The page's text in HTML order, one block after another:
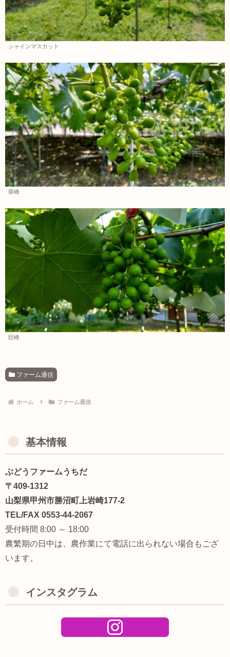
シャインマスカット
翠峰
巨峰
ファーム通信
ホーム ファーム通信
基本情報
ぶどうファームうちだ
〒409-1312
山梨県甲州市勝沼町上岩崎177-2
TEL/FAX 0553-44-2067
受付時間 8:00 ～ 18:00
農繁期の日中は、農作業にて電話に出られない場合もござ
います。
インスタグラム